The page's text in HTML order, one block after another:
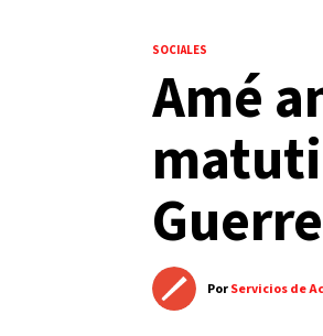
SOCIALES
Amé
PorServicios de